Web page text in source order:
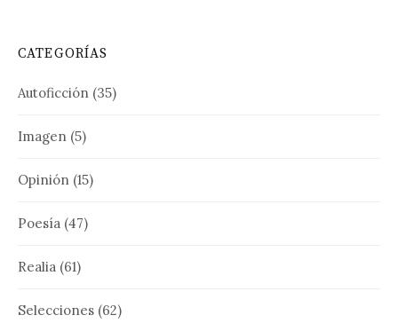
CATEGORÍAS
Autoficción (35)
Imagen (5)
Opinión (15)
Poesía (47)
Realia (61)
Selecciones (62)